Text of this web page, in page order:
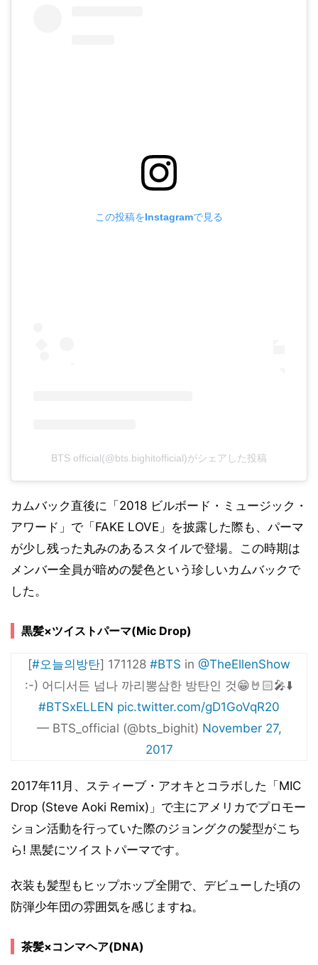
この投稿をInstagramで見る
BTS official(@bts.bighitofficial)がシェアした投稿
カムバック直後に「2018 ビルボード・ミュージック・
アワード」で「FAKE LOVE」を披露した際も、パーマ
が少し残った丸みのあるスタイルで登場。この時期は
メンバー全員が暗めの髪色という珍しいカムバックで
した。
黒髪×ツイストパーマ(Mic Drop)
[#오늘의방탄] 171128 #BTS in @TheEllenShow
:-) 어디서든 넘나 까리뽕삼한 방탄인 것😁🤘🏻🎤⬇️
#BTSxELLEN pic.twitter.com/gD1GoVqR20
— BTS_official (@bts_bighit) November 27,
2017
2017年11月、スティーブ・アオキとコラボした「MIC
Drop (Steve Aoki Remix)」で主にアメリカでプロモー
ション活動を行っていた際のジョングクの髪型がこち
ら! 黒髪にツイストパーマです。
衣装も髪型もヒップホップ全開で、デビューした頃の
防弾少年団の雰囲気を感じますね。
茶髪×コンマヘア(DNA)